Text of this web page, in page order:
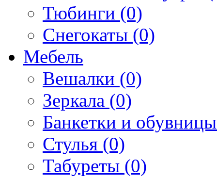
Тюбинги (0)
Снегокаты (0)
Мебель
Вешалки (0)
Зеркала (0)
Банкетки и
Стулья (0)
Табуреты (0)